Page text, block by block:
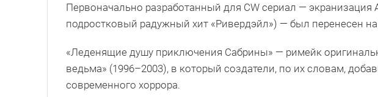
Первоначально разработанный для CW сериал —
подростковый радужный хит «Ривердэйл») — был перенесен на
«Леденящие душу приключения Сабрины» — римейк
ведьма» (1996–2003), в который создатели, по их словам,
современного хоррора.